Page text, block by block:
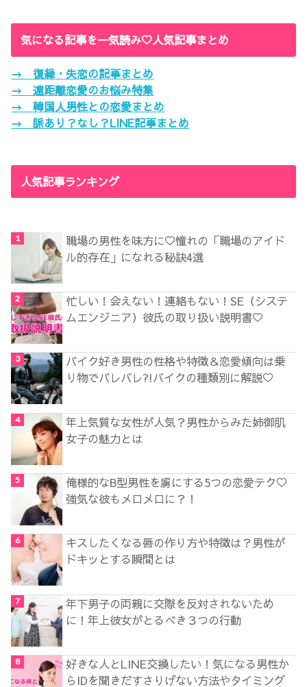
気になる記事を一気読み♡人気記事まとめ
→ 復縁・失恋の記事まとめ
→ 遠距離恋愛のお悩み特集
→ 韓国人男性との恋愛まとめ
→ 脈あり？なし？LINE記事まとめ
人気記事ランキング
職場の男性を味方に♡憧れの「職場のアイド
ル的存在」になれる秘訣4選
忙しい！会えない！連絡もない！SE（システ
ムエンジニア）彼氏の取り扱い説明書♡
バイク好き男性の性格や特徴＆恋愛傾向は乗
り物でバレバレ?!バイクの種類別に解説♡
年上気質な女性が人気？男性からみた姉御肌
女子の魅力とは
俺様的なB型男性を虜にする5つの恋愛テク♡
強気な彼もメロメロに？！
キスしたくなる唇の作り方や特徴は？男性が
ドキッとする瞬間とは
年下男子の両親に交際を反対されないため
に！年上彼女がとるべき３つの行動
好きな人とLINE交換したい！気になる男性か
らIDを聞きだすさりげない方法やタイミング